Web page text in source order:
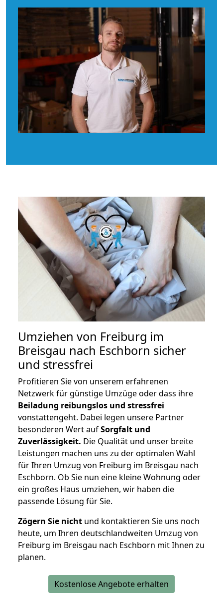
Umziehen von Freiburg im
Breisgau nach Eschborn sicher
und stressfrei
Profitieren Sie von unserem erfahrenen
Netzwerk für günstige Umzüge oder dass ihre
Beiladung reibungslos und stressfrei
vonstattengeht. Dabei legen unsere Partner
besonderen Wert aufSorgfalt und
Zuverlässigkeit. Die Qualität und unser breite
Leistungen machen uns zu der optimalen Wahl
für Ihren Umzug von Freiburg im Breisgau nach
Eschborn. Ob Sie nun eine kleine Wohnung oder
ein großes Haus umziehen, wir haben die
passende Lösung für Sie.
Zögern Sie nicht und kontaktieren Sie uns noch
heute, um Ihren deutschlandweiten Umzug von
Freiburg im Breisgau nach Eschborn mit Ihnen zu
planen.
Kostenlose Angebote erhalten